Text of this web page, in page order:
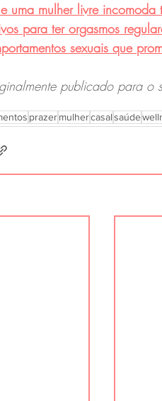
uma mulher livre incomoda
para ter orgasmos
sexuais que
publicado para o
prazermulhercasalsaúde